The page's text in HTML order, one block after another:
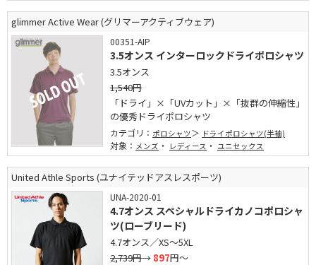
glimmer Active Wear (グリマーアクティブウェア)
00351-AIP
3.5オンス インターロックドライポロシャツ
3.5オンス
1,540円
「ドライ」×「UVカット」×「抜群の伸縮性」
の優秀ドライポロシャツ
カテゴリ： ポロシャツ ドライポロシャツ(半袖)
対象： メンズ ・ レディース ・ ユニセックス
United Athle Sports (ユナイテッドアスレスポーツ)
UNA-2020-01
4.7オンス スペシャルドライカノコポロシャ
ツ(ローブリード)
4.7オンス／XS～5XL
2,739円→ 897円～